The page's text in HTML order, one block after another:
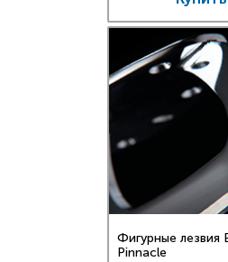
Фигурные лезвия
Pinnacle